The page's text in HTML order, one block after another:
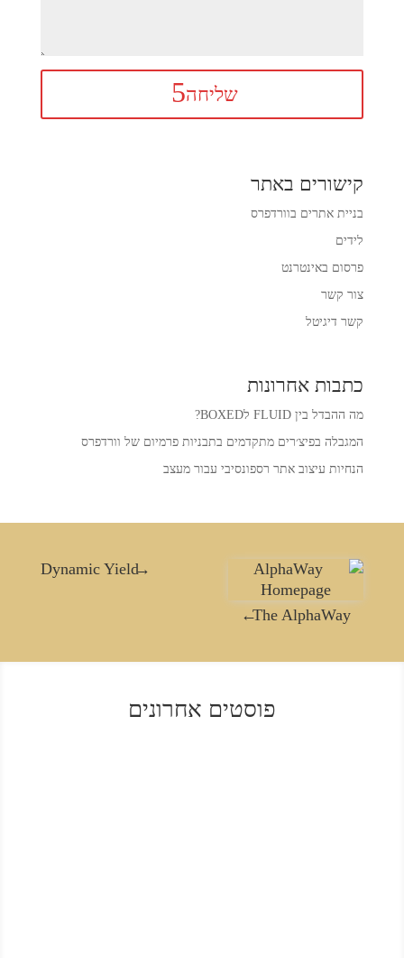
שליחה
קישורים באתר
בניית אתרים בוורדפרס
לידים
פרסום באינטרנט
צור קשר
קשר דיגיטל
כתבות אחרונות
מה ההבדל בין FLUID לBOXED?
המגבלה בפיצ׳רים מתקדמים בתבניות פרמיום של וורדפרס
הנחיות עיצוב אתר רספונסיבי עבור מעצב
→
Dynamic Yield
The AlphaWay
←
פוסטים אחרונים